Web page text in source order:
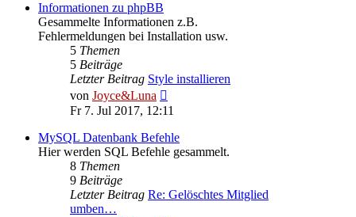
Informationen zu phpBB
Gesammelte Informationen z.B.
Fehlermeldungen bei Installation usw.
5 Themen
5 Beiträge
Letzter Beitrag Style installieren
von Joyce&Luna
Beitrag
Fr 7. Jul 2017, 12:11
MySQL Datenbank Befehle
Hier werden SQL Befehle gesammelt.
8 Themen
9 Beiträge
Letzter Beitrag Re: Gelöschtes Mitglied
umben…